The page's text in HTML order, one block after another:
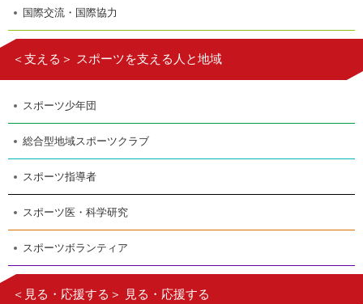
国際交流・国際協力
＜支える＞ スポーツを支える人と地域
スポーツ少年団
総合型地域スポーツクラブ
スポーツ指導者
スポーツ医・科学研究
スポーツボランティア
＜見る・応援する＞ 見る・応援する